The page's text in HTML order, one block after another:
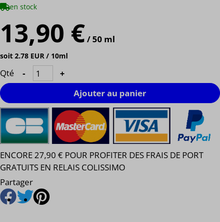
en stock
13,90 €/ 50 ml
soit 2.78 EUR / 10ml
Qté -
+
Ajouter au panier
ENCORE 27,90 € POUR PROFITER DES FRAIS DE PORT
GRATUITS EN RELAIS COLISSIMO
Partager